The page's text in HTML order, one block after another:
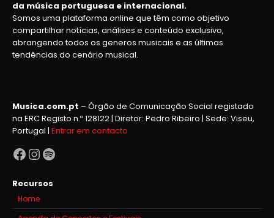
da música portuguesa e internacional.
Somos uma plataforma online que têm como objetivo
compartilhar notícias, análises e conteúdo exclusivo,
abrangendo todos os generos musicais e as últimas
tendências do cenário musical.
Musica.com.pt – Órgão de Comunicação Social registado
na ERC Registo n.º 128122 | Diretor: Pedro Ribeiro | Sede: Viseu,
Portugal | Entrar em contacto
Facebook
Instagram
Spotify
Recursos
Home